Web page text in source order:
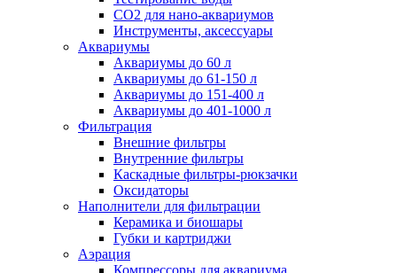
СО2 для нано-аквариумов
Инструменты, аксессуары
Аквариумы
Аквариумы до 60 л
Аквариумы до 61-150 л
Аквариумы до 151-400 л
Аквариумы до 401-1000 л
Фильтрация
Внешние фильтры
Внутренние фильтры
Каскадные фильтры-рюкзачки
Оксидаторы
Наполнители для фильтрации
Керамика и биошары
Губки и картриджи
Аэрация
Компрессоры для аквариума